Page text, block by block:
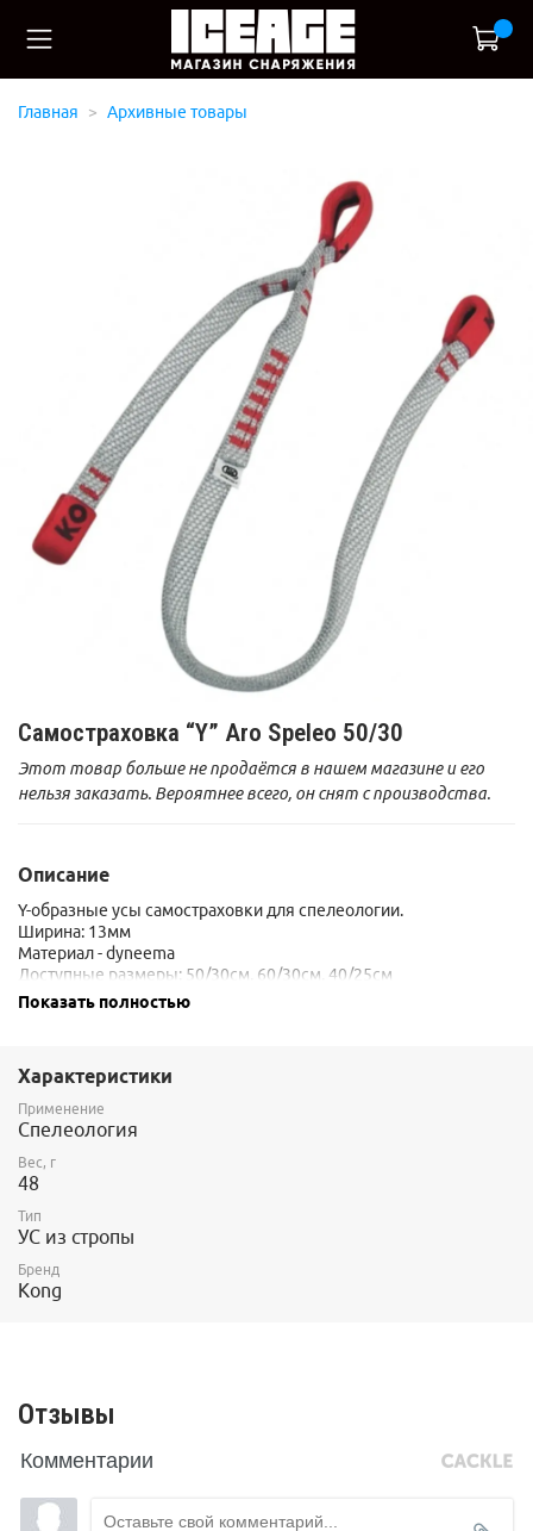
Главная Архивные товары
Самостраховка “Y” Aro Speleo 50/30
Этот товар больше не продаётся в нашем магазине и его
нельзя заказать. Вероятнее всего, он снят с производства.
Описание
Y-образные усы самостраховки для спелеологии.
Ширина: 13мм
Материал - dyneema
Доступные размеры: 50/30см, 60/30см, 40/25см
Сертификаты: CE EN 354CE EN 566CE EN 358CE EN 795/B
Показать полностью
Характеристики
Применение
Спелеология
Вес, г
48
Тип
УС из стропы
Бренд
Kong
Отзывы
Комментарии